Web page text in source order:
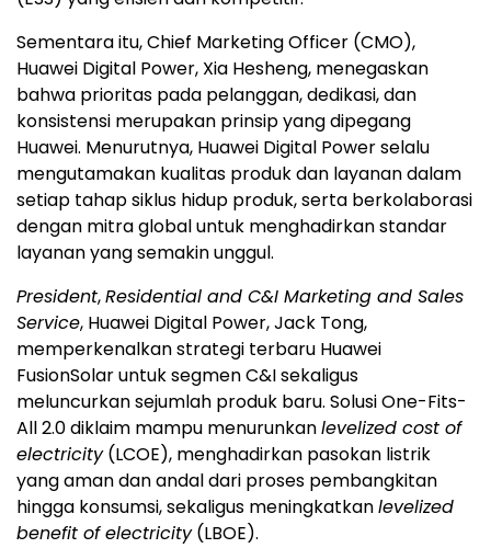
Sementara itu, Chief Marketing Officer (CMO),
Huawei Digital Power, Xia Hesheng, menegaskan
bahwa prioritas pada pelanggan, dedikasi, dan
konsistensi merupakan prinsip yang dipegang
Huawei. Menurutnya, Huawei Digital Power selalu
mengutamakan kualitas produk dan layanan dalam
setiap tahap siklus hidup produk, serta berkolaborasi
dengan mitra global untuk menghadirkan standar
layanan yang semakin unggul.
President,Residential and C&I Marketing and Sales
Service, Huawei Digital Power, Jack Tong,
memperkenalkan strategi terbaru Huawei
FusionSolar untuk segmen C&I sekaligus
meluncurkan sejumlah produk baru. Solusi One-Fits-
All 2.0 diklaim mampu menurunkanlevelized cost of
electricity(LCOE), menghadirkan pasokan listrik
yang aman dan andal dari proses pembangkitan
hingga konsumsi, sekaligus meningkatkanlevelized
benefit of electricity(LBOE).